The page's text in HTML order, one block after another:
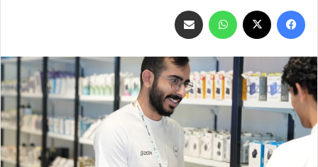
فيسبوك
‫X واتسابمشاركة
عبر
البريد